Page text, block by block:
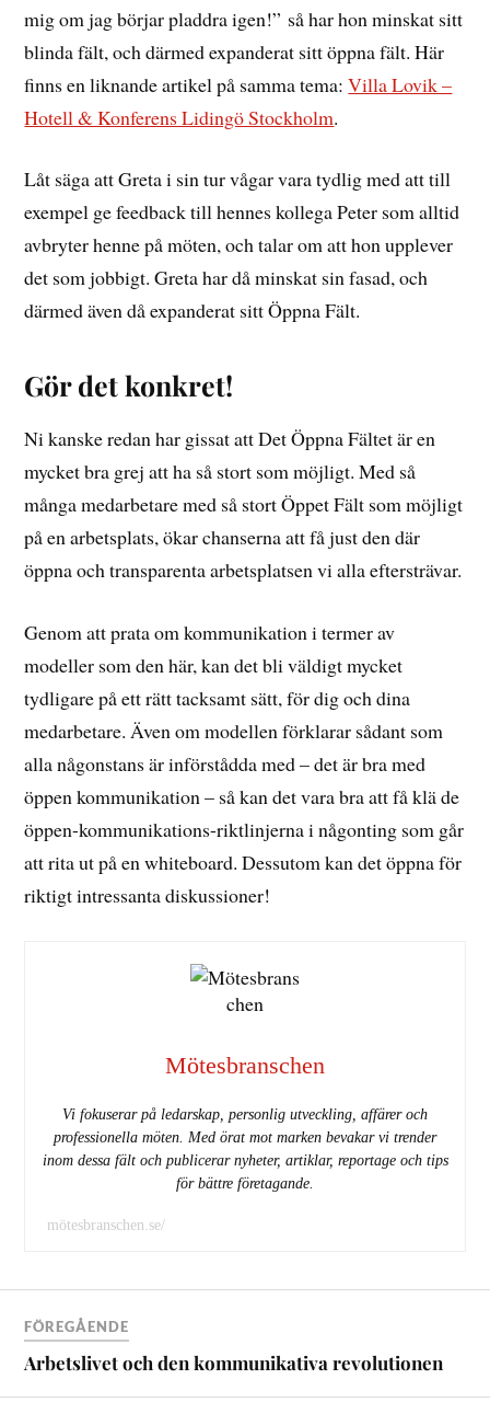
mig om jag börjar pladdra igen!” så har hon minskat sitt
blinda fält, och därmed expanderat sitt öppna fält. Här
finns en liknande artikel på samma tema:Villa Lovik –
Hotell & Konferens Lidingö Stockholm.
Låt säga att Greta i sin tur vågar vara tydlig med att till
exempel ge feedback till hennes kollega Peter som alltid
avbryter henne på möten, och talar om att hon upplever
det som jobbigt. Greta har då minskat sin fasad, och
därmed även då expanderat sitt Öppna Fält.
Gör det konkret!
Ni kanske redan har gissat att Det Öppna Fältet är en
mycket bra grej att ha så stort som möjligt. Med så
många medarbetare med så stort Öppet Fält som möjligt
på en arbetsplats, ökar chanserna att få just den där
öppna och transparenta arbetsplatsen vi alla eftersträvar.
Genom att prata om kommunikation i termer av
modeller som den här, kan det bli väldigt mycket
tydligare på ett rätt tacksamt sätt, för dig och dina
medarbetare. Även om modellen förklarar sådant som
alla någonstans är införstådda med – det är bra med
öppen kommunikation – så kan det vara bra att få klä de
öppen-kommunikations-riktlinjerna i någonting som går
att rita ut på en whiteboard. Dessutom kan det öppna för
riktigt intressanta diskussioner!
Mötesbranschen
Vi fokuserar på ledarskap, personlig utveckling, affärer och
professionella möten. Med örat mot marken bevakar vi trender
inom dessa fält och publicerar nyheter, artiklar, reportage och tips
för bättre företagande.
mötesbranschen.se/
FÖREGÅENDE
Arbetslivet och den kommunikativa revolutionen